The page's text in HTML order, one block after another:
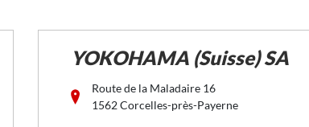
YOKOHAMA (Suisse) SA
Route de la Maladaire 16
1562 Corcelles-près-Payerne